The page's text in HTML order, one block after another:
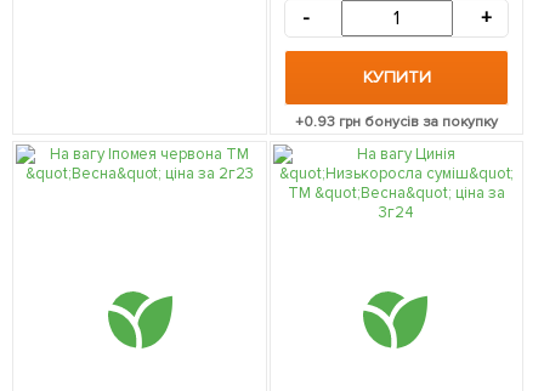
- +
КУПИТИ
+0.93грн бонусів за покупку